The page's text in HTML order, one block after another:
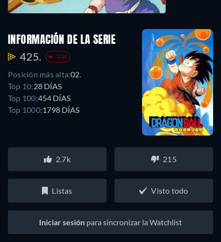
INFORMACIÓN DE LA SERIE
425. -334
Posición más alta:02.
Top 10:28 DÍAS
Top 100:454 DÍAS
Top 1000:1798 DÍAS
2.7k 215
Listas Visto todo
Iniciar sesión para sincronizar la Watchlist